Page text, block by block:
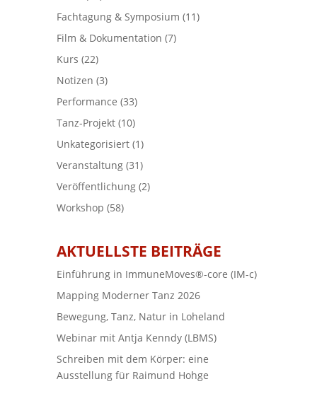
Fachtagung & Symposium (11)
Film & Dokumentation (7)
Kurs (22)
Notizen (3)
Performance (33)
Tanz-Projekt (10)
Unkategorisiert (1)
Veranstaltung (31)
Veröffentlichung (2)
Workshop (58)
AKTUELLSTE BEITRÄGE
Einführung in ImmuneMoves®-core (IM-c)
Mapping Moderner Tanz 2026
Bewegung, Tanz, Natur in Loheland
Webinar mit Antja Kenndy (LBMS)
Schreiben mit dem Körper: eine
Ausstellung für Raimund Hohge